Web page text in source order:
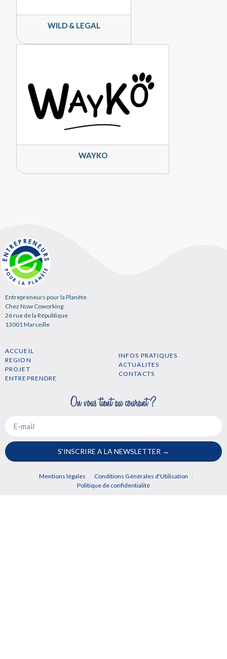
WILD & LEGAL
WAYKO
Entrepreneurs pour la Planète
Chez Now Coworking
26 rue de la République
13001 Marseille
ACCUEIL
REGION
PROJET
ENTREPRENDRE
INFOS PRATIQUES
ACTUALITES
CONTACTS
S'INSCRIRE A LA NEWSLETTER →
Mentions légales
Conditions Générales d'Utilisation
Politique de confidentialité